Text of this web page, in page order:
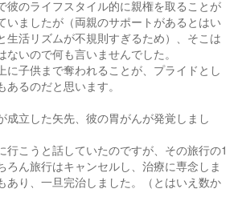
彼のライフスタイル的に親権を取ることが
いましたが（両親のサポートがあるとはい
生活リズムが不規則すぎるため）、そこは
いので何も言いませんでした。
に子供まで奪われることが、プライドとし
るのだと思います。
成立した矢先、彼の胃がんが発覚しまし
行こうと話していたのですが、その旅行の1
ろん旅行はキャンセルし、治療に専念しま
あり、一旦完治しました。（とはいえ数か